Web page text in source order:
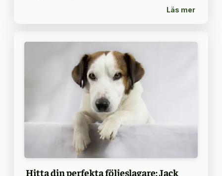
Läs mer
Hitta din perfekta följeslagare: Jack